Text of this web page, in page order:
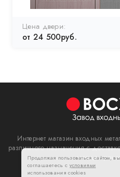
Цена двери:
от 24 500руб.
Интернет магазин входных
различного назначения с
завода
Продолжая пользоваться сайтом, вы
соглашаетесь с условиями
использования cookies